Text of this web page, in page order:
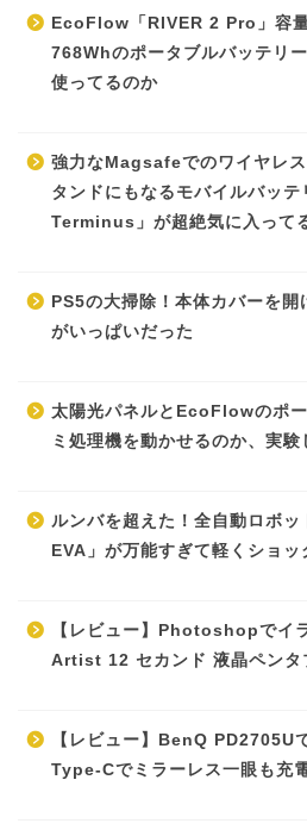
EcoFlow「RIVER 2 Pro」容
768Whのポータブルバッテリ
使ってるのか
強力なMagsafeでのワイヤレ
タンドにもなるモバイルバッ
Terminus」が超絶気に入って
PS5の大掃除！本体カバーを開
がいっぱいだった
太陽光パネルとEcoFlowのポ
ミ処理機を動かせるのか、実験
ルンバを超えた！全自動ロボ
EVA」が万能すぎて軽くショッ
【レビュー】Photoshopでイ
Artist 12 セカンド 液晶ペンタ
【レビュー】BenQ PD2705U
Type-Cでミラーレス一眼も充